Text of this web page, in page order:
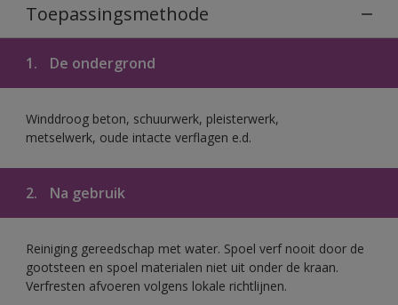
Toepassingsmethode
1. De ondergrond
Winddroog beton, schuurwerk, pleisterwerk,
metselwerk, oude intacte verflagen e.d.
2. Na gebruik
Reiniging gereedschap met water. Spoel verf nooit door de
gootsteen en spoel materialen niet uit onder de kraan.
Verfresten afvoeren volgens lokale richtlijnen.